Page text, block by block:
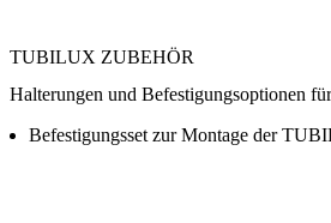
TUBILUX ZUBEHÖR
Halterungen und Befestigungsoptionen
Befestigungsset zur Montage der